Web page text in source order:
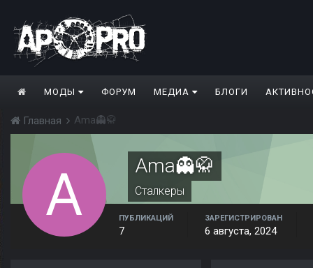
МОДЫ ФОРУМ МЕДИА БЛОГИ
Главная Ama👻🥋
Ama👻🥋
Сталкеры
ПУБЛИКАЦИЙ
7
ЗАРЕГИСТРИРОВАН
6 августа, 2024